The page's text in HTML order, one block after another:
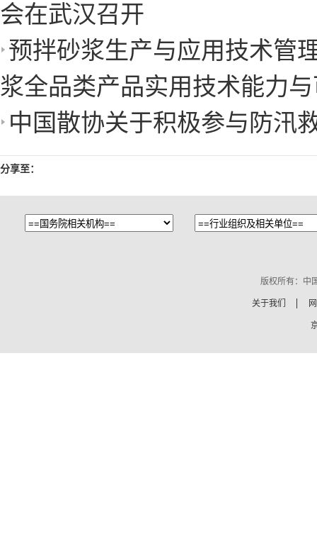
会在武汉召开
预拌砂浆生产与应用技术管
浆全品类产品实用技术能力
中国散协关于积极参与防汛
分享至：
版权所有：中
关于我们